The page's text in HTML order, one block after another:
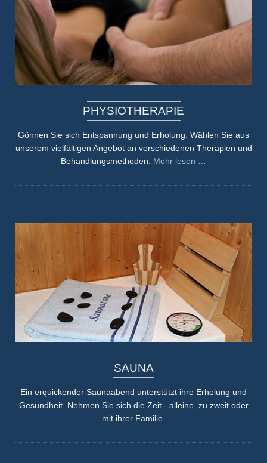
PHYSIOTHERAPIE
Gönnen Sie sich Entspannung und Erholung. Wählen Sie aus
unserem vielfältigen Angebot an verschiedenen Therapien und
Behandlungsmethoden. Mehr lesen …
SAUNA
Ein erquickender Saunaabend unterstützt ihre Erholung und
Gesundheit. Nehmen Sie sich die Zeit - alleine, zu zweit oder
mit ihrer Familie.